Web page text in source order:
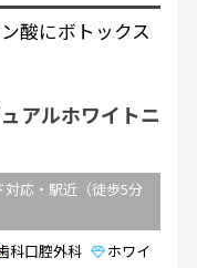
酸にボトックス
アルホワイトニ
応・駅近（徒歩5分
科口腔外科
ホワイ